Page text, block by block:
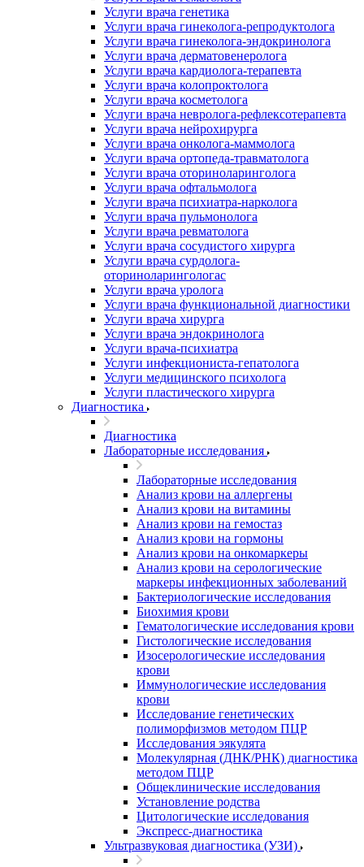
Услуги врача генетика
Услуги врача гинеколога-репродуктолога
Услуги врача гинеколога-эндокринолога
Услуги врача дерматовенеролога
Услуги врача кардиолога-терапевта
Услуги врача колопроктолога
Услуги врача косметолога
Услуги врача невролога-рефлексотерапевта
Услуги врача нейрохирурга
Услуги врача онколога-маммолога
Услуги врача ортопеда-травматолога
Услуги врача оториноларинголога
Услуги врача офтальмолога
Услуги врача психиатра-нарколога
Услуги врача пульмонолога
Услуги врача ревматолога
Услуги врача сосудистого хирурга
Услуги врача сурдолога-
оториноларингологас
Услуги врача уролога
Услуги врача функциональной диагностики
Услуги врача хирурга
Услуги врача эндокринолога
Услуги врача-психиатра
Услуги инфекциониста-гепатолога
Услуги медицинского психолога
Услуги пластического хирурга
Диагностика
Диагностика
Лабораторные исследования
Лабораторные исследования
Анализ крови на аллергены
Анализ крови на витамины
Анализ крови на гемостаз
Анализ крови на гормоны
Анализ крови на онкомаркеры
Анализ крови на серологические
маркеры инфекционных заболеваний
Бактериологические исследования
Биохимия крови
Гематологические исследования крови
Гистологические исследования
Изосерологические исследования
крови
Иммунологические исследования
крови
Исследование генетических
полиморфизмов методом ПЦР
Исследования эякулята
Молекулярная (ДНК/РНК) диагностика
методом ПЦР
Общеклинические исследования
Установление родства
Цитологические исследования
Экспресс-диагностика
Ультразвуковая диагностика (УЗИ)